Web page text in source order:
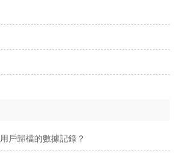
戶歸檔的數據記錄？